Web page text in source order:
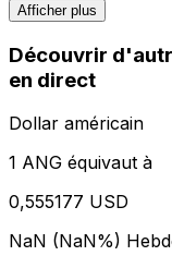
Afficher plus
Découvrir
en direct
Dollar américain
1 ANG équivaut à
0,555177 USD
NaN (NaN%)